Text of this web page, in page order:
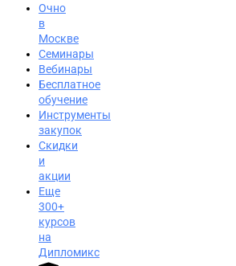
Вход на портал
8 (800) 200-24-26
Очно
в
Москве
Семинары
Вебинары
Бесплатное
обучение
Инструменты
закупок
Скидки
и
акции
Еще
300+
курсов
на
Дипломикс